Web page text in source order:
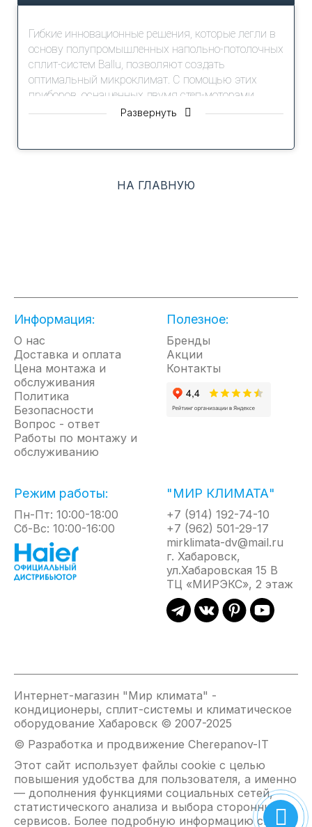
Гибкие инновационные решения, которые легли в
основу полупромышленных напольно-потолочных
сплит-систем Ballu, позволяют создать
оптимальный микроклимат. С помощью этих
приборов, оснащенных двумя степ-моторами
жалюзи, просто и удобно управлять
Развернуть
НА ГЛАВНУЮ
Информация:
О нас
Доставка и оплата
Цена монтажа и
обслуживания
Политика
Безопасности
Вопрос - ответ
Работы по монтажу и
обслуживанию
Полезное:
Бренды
Акции
Контакты
Режим работы:
Пн-Пт: 10:00-18:00
Сб-Вс: 10:00-16:00
"МИР КЛИМАТА"
+7 (914) 192-74-10
+7 (962) 501-29-17
mirklimata-dv@mail.ru
г. Хабаровск,
ул.Хабаровская 15 В
ТЦ «МИРЭКС», 2 этаж
Интернет-магазин "Мир климата" -
кондиционеры, сплит-системы и климатическое
оборудование Хабаровск © 2007-2025
© Разработка и продвижение Cherepanov-IT
Этот сайт использует файлы cookie с целью
повышения удобства для пользователя, а именно
— дополнения функциями социальных сетей,
статистического анализа и выбора сторонних
сервисов. Более подробную информацию см. на